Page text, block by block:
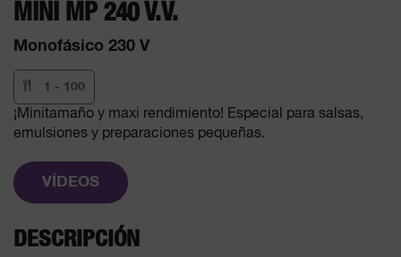
MINI MP 240 V.V.
Monofásico 230 V
1 - 100
¡Minitamaño y maxi rendimiento! Especial para salsas,
emulsiones y preparaciones pequeñas.
VÍDEOS
DESCRIPCIÓN